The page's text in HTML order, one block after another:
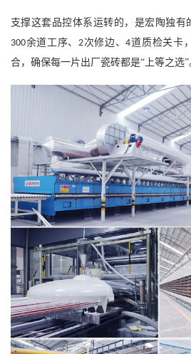
支撑这套品控体系运转的，是宏陶独有
300余道工序、2次修边、4道质检关卡
合，确保每一片出厂瓷砖都是“上等之选”